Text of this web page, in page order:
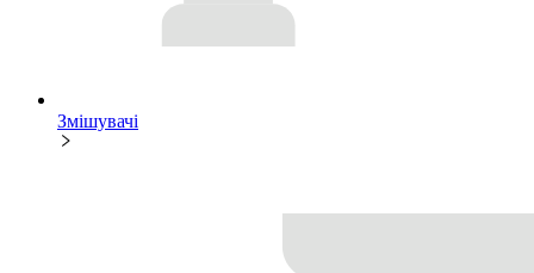
Змішувачі